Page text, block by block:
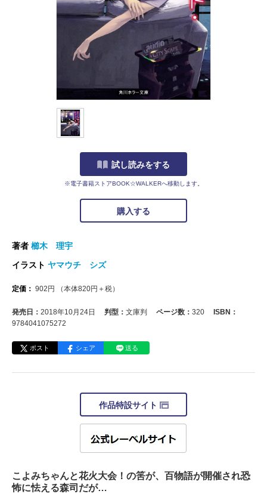
試し読みをする
※電子書籍ストアBOOK☆WALKERへ移動します。
購入する
著者 櫛木 理宇
イラスト ヤマウチ シズ
定価： 902 円 （本体820円＋税）
発売日： 2018年10月24日 判型： 文庫判 ページ数： 320
ISBN：
9784041075272
ポスト シェア 送る
作品特設サイト
こよみちゃんと花火大会！の筈が、百物語が開催され恐
怖に怯える森司だが…